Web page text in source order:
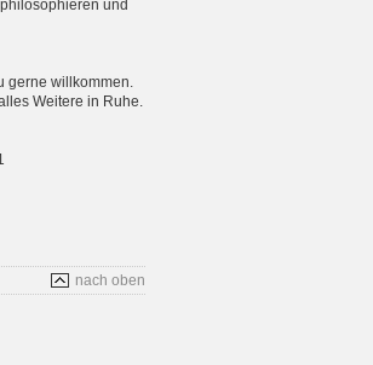
und
gerne willkommen.
Weitere in Ruhe.
nach oben